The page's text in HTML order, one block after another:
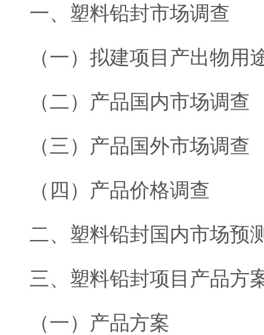
一、塑料铅封市场调查
（一）拟建项目产出物用
（二）产品国内市场调查
（三）产品国外市场调查
（四）产品价格调查
二、塑料铅封国内市场预
三、塑料铅封项目产品方
（一）产品方案